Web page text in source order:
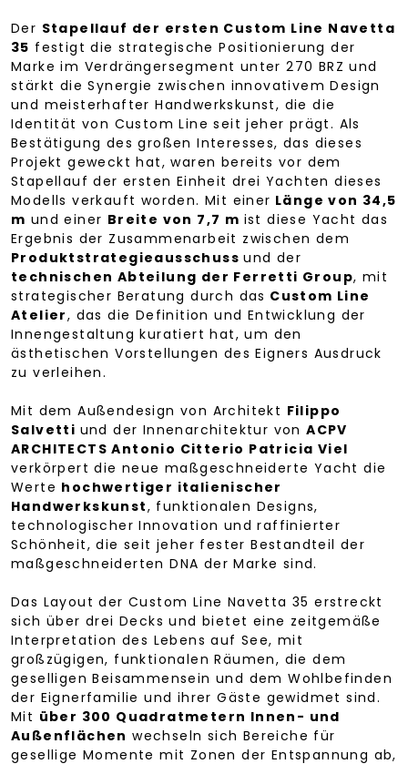
Der Stapellauf der ersten Custom Line Navetta
35 festigt die strategische Positionierung der
Marke im Verdrängersegment unter 270 BRZ und
stärkt die Synergie zwischen innovativem Design
und meisterhafter Handwerkskunst, die die
Identität von Custom Line seit jeher prägt. Als
Bestätigung des großen Interesses, das dieses
Projekt geweckt hat, waren bereits vor dem
Stapellauf der ersten Einheit drei Yachten dieses
Modells verkauft worden. Mit einer Länge von 34,5
m und einer Breite von 7,7 m ist diese Yacht das
Ergebnis der Zusammenarbeit zwischen dem
Produktstrategieausschussund der
technischen Abteilung der Ferretti Group, mit
strategischer Beratung durch das Custom Line
Atelier, das die Definition und Entwicklung der
Innengestaltung kuratiert hat, um den
ästhetischen Vorstellungen des Eigners Ausdruck
zu verleihen.
Mit dem Außendesign von Architekt Filippo
Salvetti und der Innenarchitektur vonACPV
ARCHITECTS Antonio Citterio Patricia Viel
verkörpert die neue maßgeschneiderte Yacht die
Werte hochwertiger italienischer
Handwerkskunst, funktionalen Designs,
technologischer Innovation und raffinierter
Schönheit, die seit jeher fester Bestandteil der
maßgeschneiderten DNA der Marke sind.
Das Layout der Custom Line Navetta 35 erstreckt
sich über drei Decks und bietet eine zeitgemäße
Interpretation des Lebens auf See, mit
großzügigen, funktionalen Räumen, die dem
geselligen Beisammensein und dem Wohlbefinden
der Eignerfamilie und ihrer Gäste gewidmet sind.
Mit über 300 Quadratmetern Innen- und
Außenflächen wechseln sich Bereiche für
gesellige Momente mit Zonen der Entspannung ab,